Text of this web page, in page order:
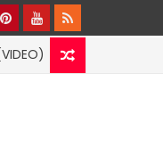
ESPECTACULOS